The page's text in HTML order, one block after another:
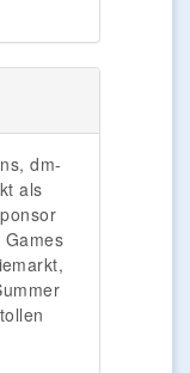
dm-
als
Games